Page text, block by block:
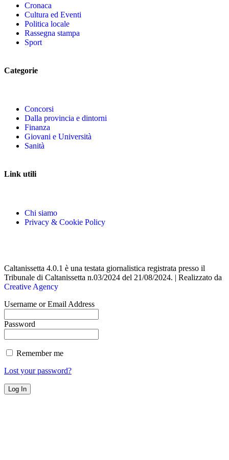
Cronaca
Cultura ed Eventi
Politica locale
Rassegna stampa
Sport
Categorie
Concorsi
Dalla provincia e dintorni
Finanza
Giovani e Università
Sanità
Link utili
Chi siamo
Privacy & Cookie Policy
Caltanissetta 4.0.1 è una testata giornalistica registrata presso il
Tribunale di Caltanissetta n.03/2024 del 21/08/2024. | Realizzato da
Creative Agency
Username or Email Address
Password
Remember me
Lost your password?